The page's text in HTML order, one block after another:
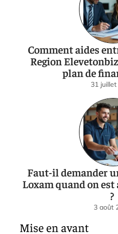
Comment aides
Region
plan de
31
Faut-il demander
Loxam quand on
?
3 août
Mise en avant